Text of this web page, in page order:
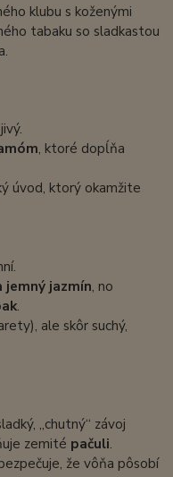
klubu s koženými
tabaku so sladkastou
, ktoré dopĺňa
úvod, ktorý okamžite
jemný jazmín, no
.
ale skôr suchý,
„chutný“ závoj
zemité pačuli.
že vôňa pôsobí